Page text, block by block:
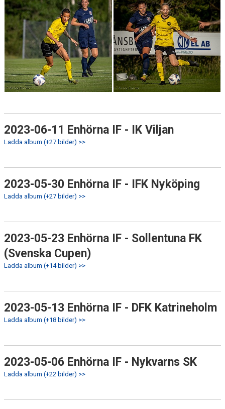
2023-06-11 Enhörna IF - IK Viljan
Ladda album (+27 bilder) >>
2023-05-30 Enhörna IF - IFK Nyköping
Ladda album (+27 bilder) >>
2023-05-23 Enhörna IF - Sollentuna FK
(Svenska Cupen)
Ladda album (+14 bilder) >>
2023-05-13 Enhörna IF - DFK Katrineholm
Ladda album (+18 bilder) >>
2023-05-06 Enhörna IF - Nykvarns SK
Ladda album (+22 bilder) >>